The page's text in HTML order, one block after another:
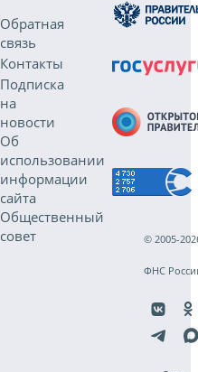
Обратная
связь
Контакты
Подписка
на
новости
Об
использовании
информации
сайта
Общественный
совет
© 2005-
ФНС